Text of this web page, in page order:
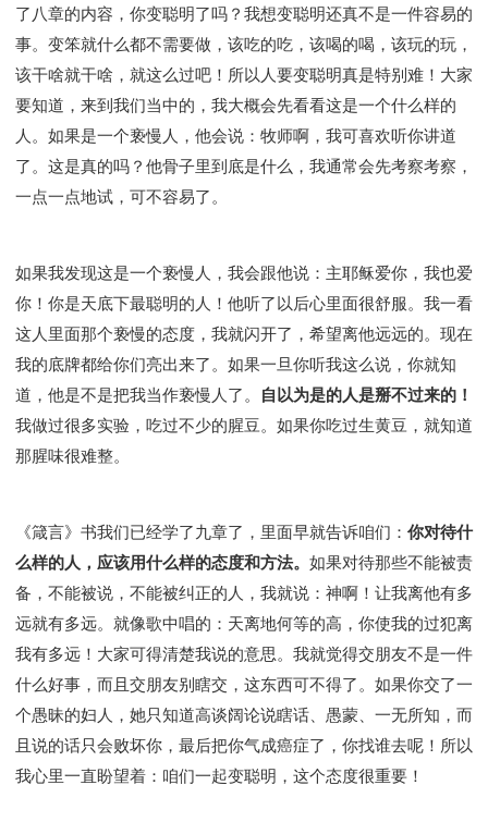
彰显神愤怒的器皿
新时代基督教变革研讨会
神同在系列
传道者的言语
信心系列
命定性格系列
使徒保罗的福音
属灵的世界
耶稣基督的福音
智慧与悟性
从辖制中得自由
破除属世界的价值观
如何恢复神的形像
属灵人的好习惯
打开天上祝福的窗口
神迹系列
愚蠢系列
胜过撒但系列
得胜的性格
恩典和真理系列
001B课程 - 解开迷思课程
001C课程 - 灵界故事
004课程 - 华人命定神学理念
101课程 - 从寻求到信徒
102课程 - 医治释放中阶
103课程 - 圣经学习中阶
201课程 - 从信徒到门徒
301课程 - 领袖实操课程
302课程 - 新人接待
308课程 - 牧养理论基础培训
Y131课程 - 主动学习
Y132课程 - 职业策划
Y136课程 - 如何学习
研习会01 - 医治释放
研习会01 - 如何读圣经
研习会01 - 得着命定成为祝福
研习会01 - 得胜教会的启示
研习会01 - 教会的牧养
研习会02 - 医治释放
研习会02 - 如何查圣经
研习会02 - 得着命定成为祝福
研习会02 - 得胜教会的启示
研习会02 - 教会的牧养
研习会03 - 医治释放特会
研习会03 - 成为门徒特会
了八章的内容，你变聪明了吗？我想变聪明还真不是一件容易的
事。变笨就什么都不需要做，该吃的吃，该喝的喝，该玩的玩，
该干啥就干啥，就这么过吧！所以人要变聪明真是特别难！大家
要知道，来到我们当中的，我大概会先看看这是一个什么样的
人。如果是一个亵慢人，他会说：牧师啊，我可喜欢听你讲道
了。这是真的吗？他骨子里到底是什么，我通常会先考察考察，
一点一点地试，可不容易了。
如果我发现这是一个亵慢人，我会跟他说：主耶稣爱你，我也爱
你！你是天底下最聪明的人！他听了以后心里面很舒服。我一看
这人里面那个亵慢的态度，我就闪开了，希望离他远远的。现在
我的底牌都给你们亮出来了。如果一旦你听我这么说，你就知
道，他是不是把我当作亵慢人了。
自以为是的人是掰不过来的！
我做过很多实验，吃过不少的腥豆。如果你吃过生黄豆，就知道
那腥味很难整。
《箴言》书我们已经学了九章了，里面早就告诉咱们： 你对待什
么样的人，应该用什么样的态度和方法。 如果对待那些不能被责
备，不能被说，不能被纠正的人，我就说：神啊！让我离他有多
远就有多远。就像歌中唱的：天离地何等的高，你使我的过犯离
我有多远！大家可得清楚我说的意思。我就觉得交朋友不是一件
什么好事，而且交朋友别瞎交，这东西可不得了。如果你交了一
个愚昧的妇人，她只知道高谈阔论说瞎话、愚蒙、一无所知，而
且说的话只会败坏你，最后把你气成癌症了，你找谁去呢！所以
我心里一直盼望着：咱们一起变聪明，这个态度很重要！